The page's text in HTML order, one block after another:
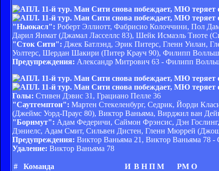
"Ньюкасл": Роберт Эллиотт, Фабрисио Колоччини, Пол
Дарил Янмат (Джамал Ласcеллс 83), Шейк Исмаэль Тиоте
"Сток Сити": Джек Батлэнд, Эрик Питерс, Гленн Уилан,
Уолтерс, Шердан Шакири (Питер Крауч 90), Филипп
Предупреждения: Александр Митрович 63 - Филипп
Голы: Стивен Дэвис 31, Грациано Пелле 36
"Саутгемптон": Мартен Стекеленбург, Седрик, Йорди
(Джеймс Уорд-Праус 80), Виктор Ваньяма, Вирджил ван
"Борнмут": Адам Федеричи, Саймон Фрэнсис, Дэн
Дэниелс, Адам Смит, Сильвен Дистен, Гленн Мюррей
Предупреждения: Виктор Ваньяма 21, Виктор Ваньяма 78
Удаление: Виктор Ваньяма 78
# Команда И В Н П М РМ О